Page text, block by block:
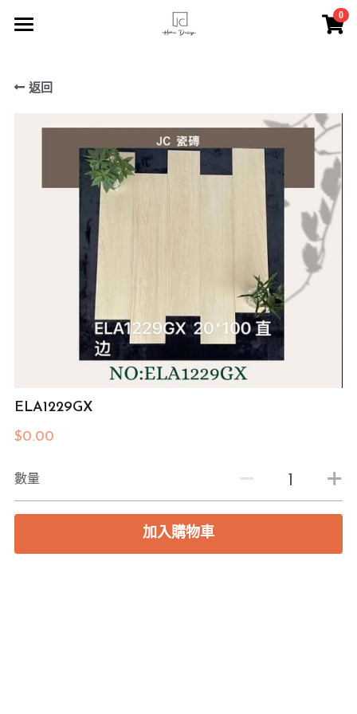
0
索取報價
JC瓷磚
服務介紹
FACEBOOK專頁
關於我們
聯絡我們
登錄/註冊
預約度尺
返回
ELA1229GX
$0.00
數量
加入購物車
×
商品分類
所有商品分類